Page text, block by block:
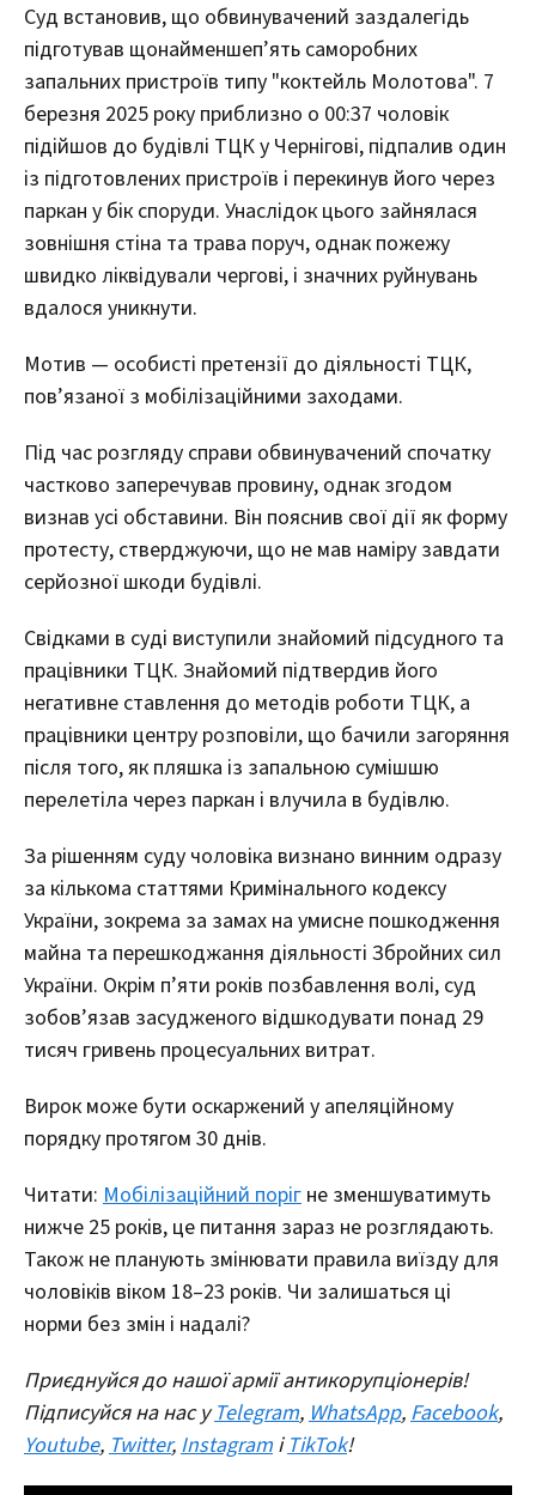
Суд встановив, що обвинувачений заздалегідь
підготував щонайменшеп’ять саморобних
запальних пристроїв типу "коктейль Молотова". 7
березня 2025 року приблизно о 00:37 чоловік
підійшов до будівлі ТЦК у Чернігові, підпалив один
із підготовлених пристроїв і перекинув його через
паркан у бік споруди. Унаслідок цього зайнялася
зовнішня стіна та трава поруч, однак пожежу
швидко ліквідували чергові, і значних руйнувань
вдалося уникнути.
Мотив — особисті претензії до діяльності ТЦК,
пов’язаної з мобілізаційними заходами.
Під час розгляду справи обвинувачений спочатку
частково заперечував провину, однак згодом
визнав усі обставини. Він пояснив свої дії як форму
протесту, стверджуючи, що не мав наміру завдати
серйозної шкоди будівлі.
Свідками в суді виступили знайомий підсудного та
працівники ТЦК. Знайомий підтвердив його
негативне ставлення до методів роботи ТЦК, а
працівники центру розповіли, що бачили загоряння
після того, як пляшка із запальною сумішшю
перелетіла через паркан і влучила в будівлю.
За рішенням суду чоловіка визнано винним одразу
за кількома статтями Кримінального кодексу
України, зокрема за замах на умисне пошкодження
майна та перешкоджання діяльності Збройних сил
України. Окрім п’яти років позбавлення волі, суд
зобов’язав засудженого відшкодувати понад 29
тисяч гривень процесуальних витрат.
Вирок може бути оскаржений у апеляційному
порядку протягом 30 днів.
Читати: Мобілізаційний поріг не зменшуватимуть
нижче 25 років, це питання зараз не розглядають.
Також не планують змінювати правила виїзду для
чоловіків віком 18–23 років. Чи залишаться ці
норми без змін і надалі?
Приєднуйся до нашої армії антикорупціонерів!
Підписуйся на нас уTelegram, WhatsApp, Facebook,
Youtube, Twitter, Instagram і TikTok!